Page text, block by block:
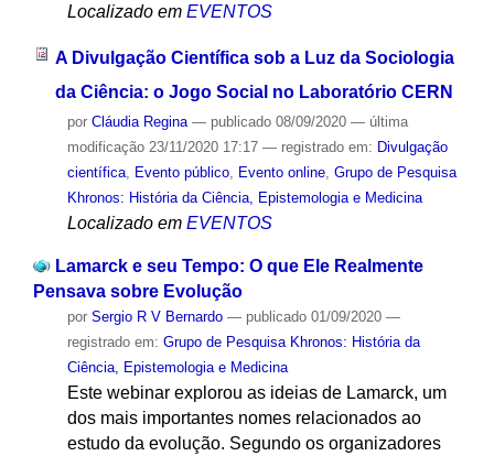
Localizado em EVENTOS
A Divulgação Científica sob a Luz da Sociologia
da Ciência: o Jogo Social no Laboratório CERN
por Cláudia Regina — publicado08/09/2020 — última
modificação23/11/2020 17:17 — registrado em: Divulgação
científica, Evento público, Evento online, Grupo de Pesquisa
Khronos: História da Ciência, Epistemologia e Medicina
Localizado em EVENTOS
Lamarck e seu Tempo: O que Ele Realmente
Pensava sobre Evolução
por Sergio R V Bernardo — publicado01/09/2020 —
registrado em: Grupo de Pesquisa Khronos: História da
Ciência, Epistemologia e Medicina
Este webinar explorou as ideias de Lamarck, um
dos mais importantes nomes relacionados ao
estudo da evolução. Segundo os organizadores